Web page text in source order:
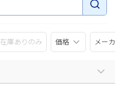
在庫ありのみ 価格 メー